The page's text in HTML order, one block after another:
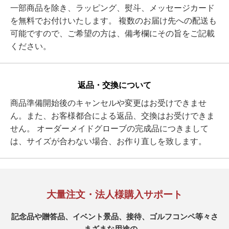
一部商品を除き、ラッピング、熨斗、メッセージカード
を無料でお付けいたします。 複数のお届け先への配送も
可能ですので、ご希望の方は、備考欄にその旨をご記載
ください。
返品・交換について
商品準備開始後のキャンセルや変更はお受けできませ
ん。また、お客様都合による返品、交換はお受けできま
せん。 オーダーメイドグローブの完成品につきまして
は、サイズが合わない場合、お作り直しを致します。
大量注文・法人様購入サポート
記念品や贈答品、イベント景品、接待、ゴルフコンペ等々さ